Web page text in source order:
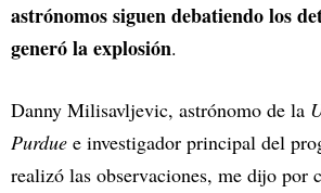
astrónomos siguen debatiendo los
generó la explosión.
Danny Milisavljevic, astrónomo de la
Purdue e investigador principal del
realizó las observaciones, me dijo por